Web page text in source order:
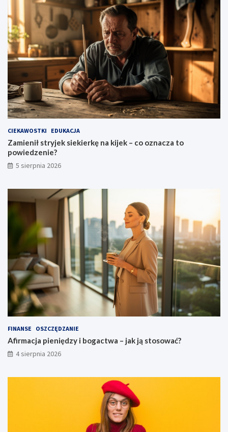
CIEKAWOSTKI EDUKACJA
Zamienił stryjek siekierkę na kijek – co oznacza to
powiedzenie?
5 sierpnia 2026
FINANSE OSZCZĘDZANIE
Afirmacja pieniędzy i bogactwa – jak ją stosować?
4 sierpnia 2026